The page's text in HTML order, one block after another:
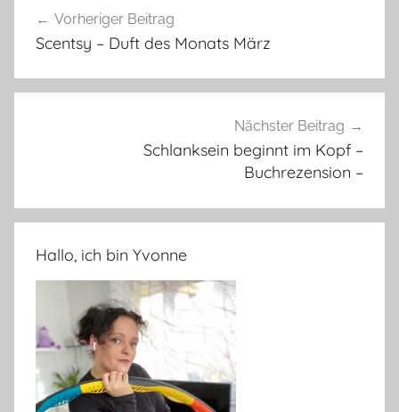
Vorheriger Beitrag
Scentsy – Duft des Monats März
Nächster Beitrag
Schlanksein beginnt im Kopf –
Buchrezension –
Hallo, ich bin Yvonne